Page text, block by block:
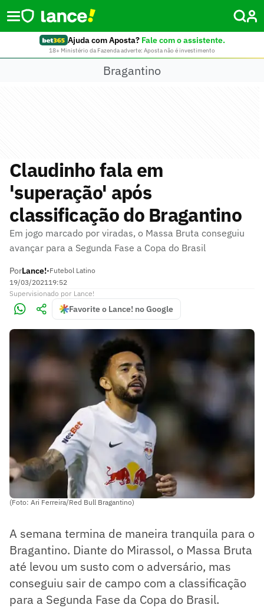
Ajuda com Aposta? Fale com o assistente.
18+ Ministério da Fazenda adverte: Aposta não é investimento
Bragantino
Claudinho fala em
'superação' após
classificação do Bragantino
Em jogo marcado por viradas, o Massa Bruta conseguiu
avançar para a Segunda Fase a Copa do Brasil
PorLance!•Futebol Latino
19/03/202119:52
Supervisionado por Lance!
Favorite o Lance! no Google
(Foto: Ari Ferreira/Red Bull Bragantino)
A semana termina de maneira tranquila para o
Bragantino. Diante do Mirassol, o Massa Bruta
até levou um susto com o adversário, mas
conseguiu sair de campo com a classificação
para a Segunda Fase da Copa do Brasil.